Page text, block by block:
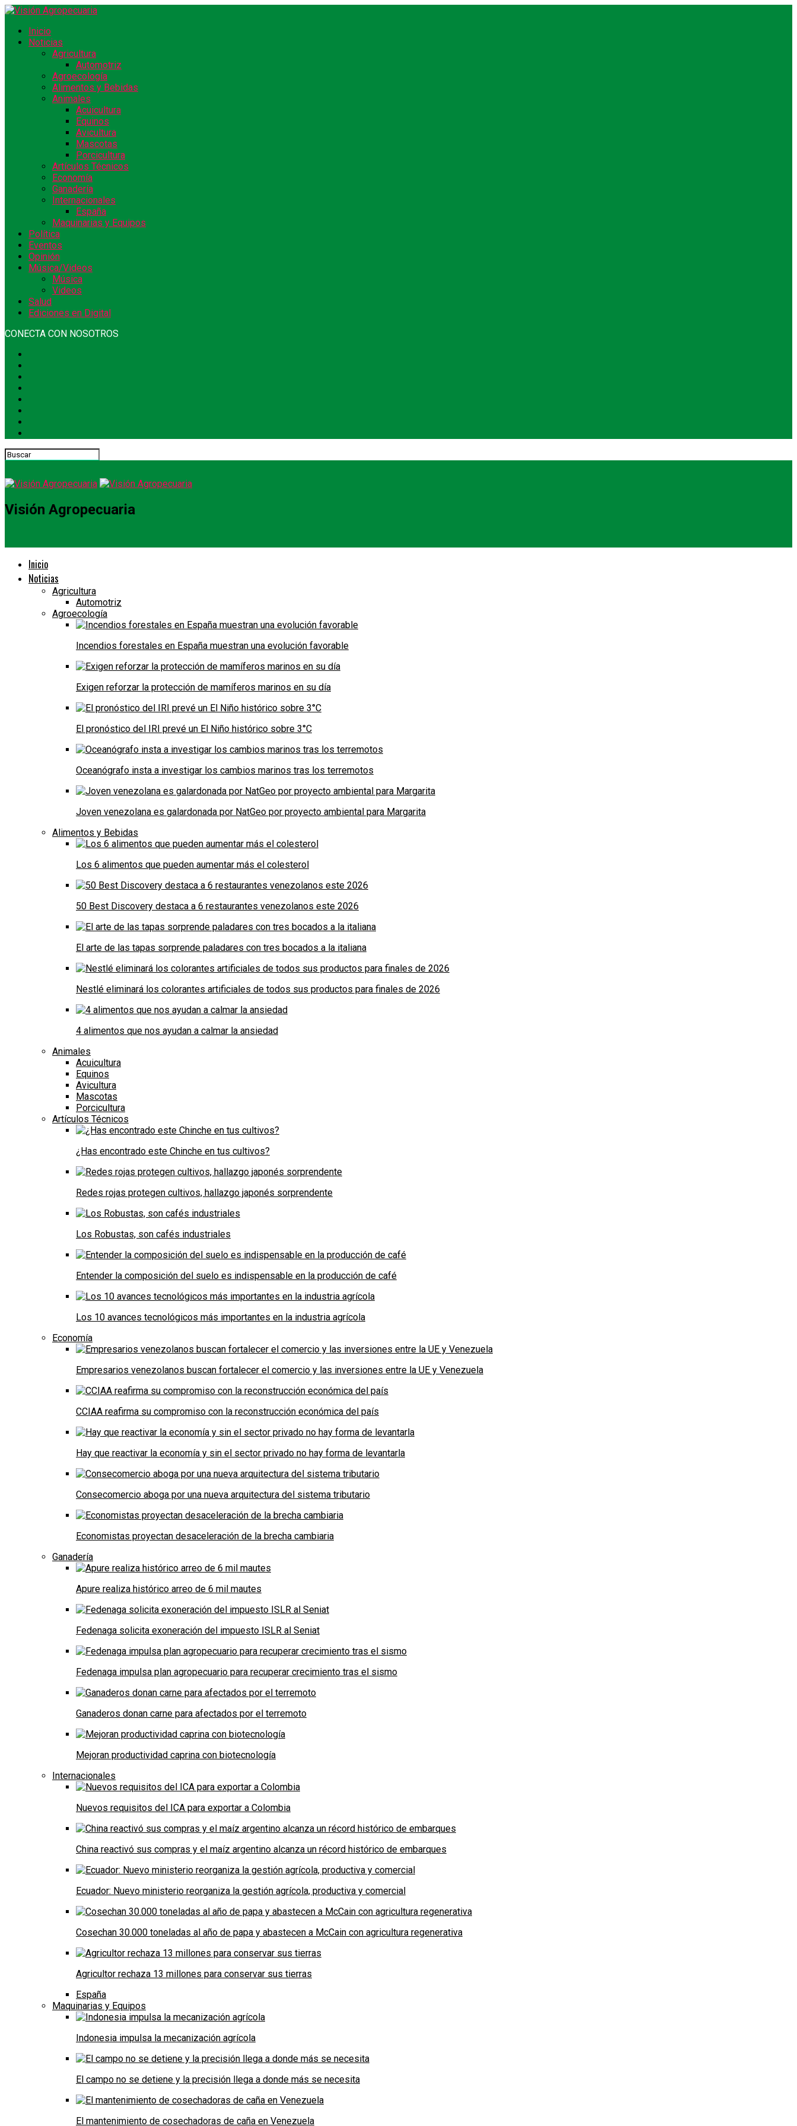
Inicio
Noticias
Agricultura
Automotriz
Agroecología
Alimentos y Bebidas
Animales
Acuicultura
Equinos
Avicultura
Mascotas
Porcicultura
Artículos Técnicos
Economía
Ganadería
Internacionales
España
Maquinarias y Equipos
Política
Eventos
Opinión
Música/Videos
Música
Videos
Salud
Ediciones en Digital
CONECTA CON NOSOTROS
Visión Agropecuaria
Inicio
Noticias
Agricultura
Automotriz
Agroecología
Incendios forestales en España muestran una evolución favorable
Exigen reforzar la protección de mamíferos marinos en su día
El pronóstico del IRI prevé un El Niño histórico sobre 3°C
Oceanógrafo insta a investigar los cambios marinos tras los terremotos
Joven venezolana es galardonada por NatGeo por proyecto ambiental para Margarita
Alimentos y Bebidas
Los 6 alimentos que pueden aumentar más el colesterol
50 Best Discovery destaca a 6 restaurantes venezolanos este 2026
El arte de las tapas sorprende paladares con tres bocados a la italiana
Nestlé eliminará los colorantes artificiales de todos sus productos para finales de 2026
4 alimentos que nos ayudan a calmar la ansiedad
Animales
Acuicultura
Equinos
Avicultura
Mascotas
Porcicultura
Artículos Técnicos
¿Has encontrado este Chinche en tus cultivos?
Redes rojas protegen cultivos, hallazgo japonés sorprendente
Los Robustas, son cafés industriales
Entender la composición del suelo es indispensable en la producción de café
Los 10 avances tecnológicos más importantes en la industria agrícola
Economía
Empresarios venezolanos buscan fortalecer el comercio y las inversiones entre la UE y Venezuela
CCIAA reafirma su compromiso con la reconstrucción económica del país
Hay que reactivar la economía y sin el sector privado no hay forma de levantarla
Consecomercio aboga por una nueva arquitectura del sistema tributario
Economistas proyectan desaceleración de la brecha cambiaria
Ganadería
Apure realiza histórico arreo de 6 mil mautes
Fedenaga solicita exoneración del impuesto ISLR al Seniat
Fedenaga impulsa plan agropecuario para recuperar crecimiento tras el sismo
Ganaderos donan carne para afectados por el terremoto
Mejoran productividad caprina con biotecnología
Internacionales
Nuevos requisitos del ICA para exportar a Colombia
China reactivó sus compras y el maíz argentino alcanza un récord histórico de embarques
Ecuador: Nuevo ministerio reorganiza la gestión agrícola, productiva y comercial
Cosechan 30.000 toneladas al año de papa y abastecen a McCain con agricultura regenerativa
Agricultor rechaza 13 millones para conservar sus tierras
España
Maquinarias y Equipos
Indonesia impulsa la mecanización agrícola
El campo no se detiene y la precisión llega a donde más se necesita
El mantenimiento de cosechadoras de caña en Venezuela